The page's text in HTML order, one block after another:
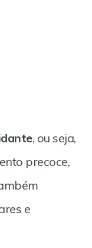
, ou seja,
precoce,
e